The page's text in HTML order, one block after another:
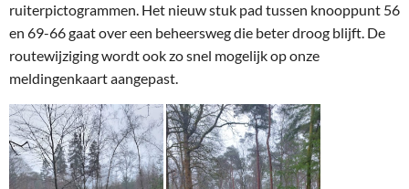
ruiterpictogrammen. Het nieuw stuk pad tussen knooppunt 56
en 69-66 gaat over een beheersweg die beter droog blijft. De
routewijziging wordt ook zo snel mogelijk op onze
meldingenkaart aangepast.